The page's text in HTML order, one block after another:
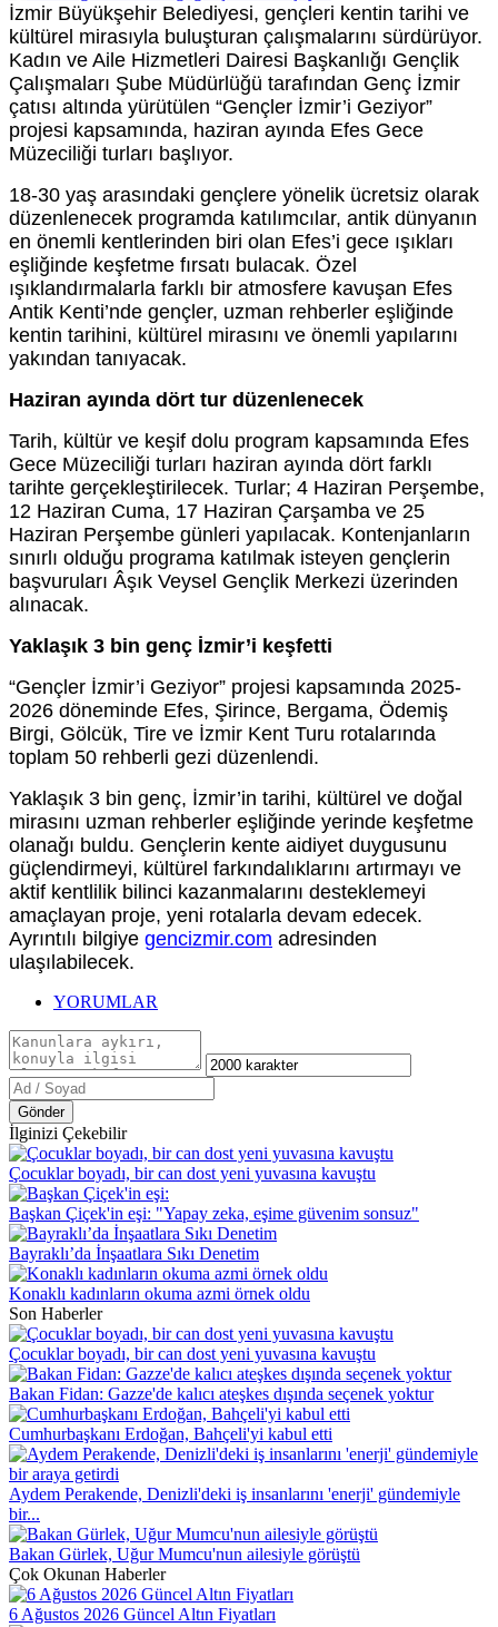
İzmir Büyükşehir Belediyesi, gençleri kentin tarihi ve
kültürel mirasıyla buluşturan çalışmalarını sürdürüyor.
Kadın ve Aile Hizmetleri Dairesi Başkanlığı Gençlik
Çalışmaları Şube Müdürlüğü tarafından Genç İzmir
çatısı altında yürütülen “Gençler İzmir’i Geziyor”
projesi kapsamında, haziran ayında Efes Gece
Müzeciliği turları başlıyor.
18-30 yaş arasındaki gençlere yönelik ücretsiz olarak
düzenlenecek programda katılımcılar, antik dünyanın
en önemli kentlerinden biri olan Efes’i gece ışıkları
eşliğinde keşfetme fırsatı bulacak. Özel
ışıklandırmalarla farklı bir atmosfere kavuşan Efes
Antik Kenti’nde gençler, uzman rehberler eşliğinde
kentin tarihini, kültürel mirasını ve önemli yapılarını
yakından tanıyacak.
Haziran ayında dört tur düzenlenecek
Tarih, kültür ve keşif dolu program kapsamında Efes
Gece Müzeciliği turları haziran ayında dört farklı
tarihte gerçekleştirilecek. Turlar; 4 Haziran Perşembe,
12 Haziran Cuma, 17 Haziran Çarşamba ve 25
Haziran Perşembe günleri yapılacak. Kontenjanların
sınırlı olduğu programa katılmak isteyen gençlerin
başvuruları Âşık Veysel Gençlik Merkezi üzerinden
alınacak.
Yaklaşık 3 bin genç İzmir’i keşfetti
“Gençler İzmir’i Geziyor” projesi kapsamında 2025-
2026 döneminde Efes, Şirince, Bergama, Ödemiş
Birgi, Gölcük, Tire ve İzmir Kent Turu rotalarında
toplam 50 rehberli gezi düzenlendi.
Yaklaşık 3 bin genç, İzmir’in tarihi, kültürel ve doğal
mirasını uzman rehberler eşliğinde yerinde keşfetme
olanağı buldu. Gençlerin kente aidiyet duygusunu
güçlendirmeyi, kültürel farkındalıklarını artırmayı ve
aktif kentlilik bilinci kazanmalarını desteklemeyi
amaçlayan proje, yeni rotalarla devam edecek.
Ayrıntılı bilgiye gencizmir.com adresinden
ulaşılabilecek.
YORUMLAR
Gönder
İlginizi Çekebilir
Çocuklar boyadı, bir can dost yeni yuvasına kavuştu
Başkan Çiçek'in eşi: "Yapay zeka, eşime güvenim sonsuz"
Bayraklı’da İnşaatlara Sıkı Denetim
Konaklı kadınların okuma azmi örnek oldu
Son Haberler
Çocuklar boyadı, bir can dost yeni yuvasına kavuştu
Bakan Fidan: Gazze'de kalıcı ateşkes dışında seçenek yoktur
Cumhurbaşkanı Erdoğan, Bahçeli'yi kabul etti
Aydem Perakende, Denizli'deki iş insanlarını 'enerji' gündemiyle
bir...
Bakan Gürlek, Uğur Mumcu'nun ailesiyle görüştü
Çok Okunan Haberler
6 Ağustos 2026 Güncel Altın Fiyatları